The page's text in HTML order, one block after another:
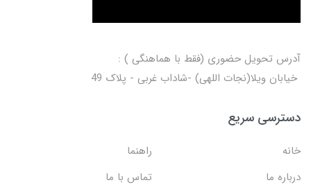
آدرس تحویل حضوری (فقط با هماهنگی ) :
خیابان ویلا(نجات اللهی) -شاداب غربی - پلاک 49
دسترسی سریع
خانه
راهنما
درباره ما
تماس با ما